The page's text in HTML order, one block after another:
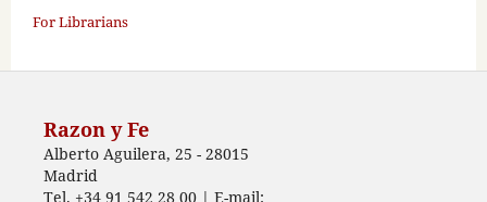
For Librarians
Razon y Fe
Alberto Aguilera, 25 - 28015
Madrid
Tel. +34 91 542 28 00 | E-mail: